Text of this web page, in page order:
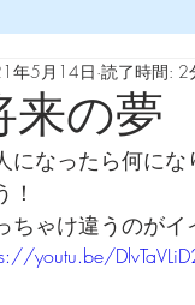
DTM 始める
使われているモノ
伴が出来るまでを追
来の夢
年5月14日 読了時間: 2
になったら何に
！
ちゃけ違うのがイ
youtu.be/